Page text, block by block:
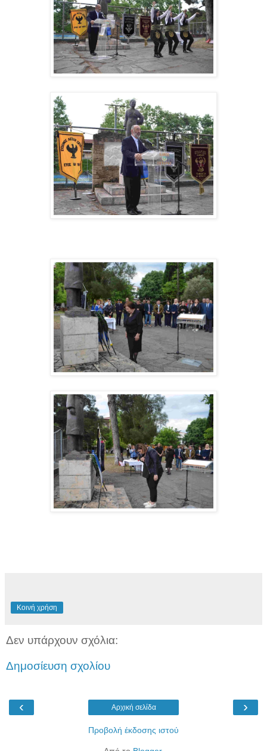
Κοινή χρήση
Δεν υπάρχουν σχόλια:
Δημοσίευση σχολίου
‹ ›
Αρχική σελίδα
Προβολή έκδοσης ιστού